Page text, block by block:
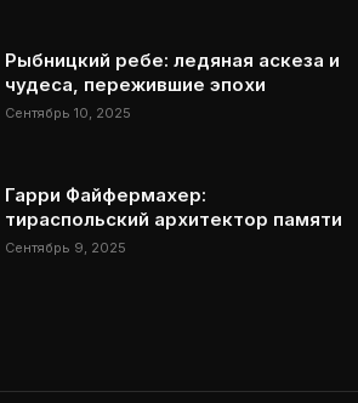
Рыбницкий ребе: ледяная аскеза и
чудеса, пережившие эпохи
Сентябрь 10, 2025
Гарри Файфермахер:
тираспольский архитектор памяти
Сентябрь 9, 2025